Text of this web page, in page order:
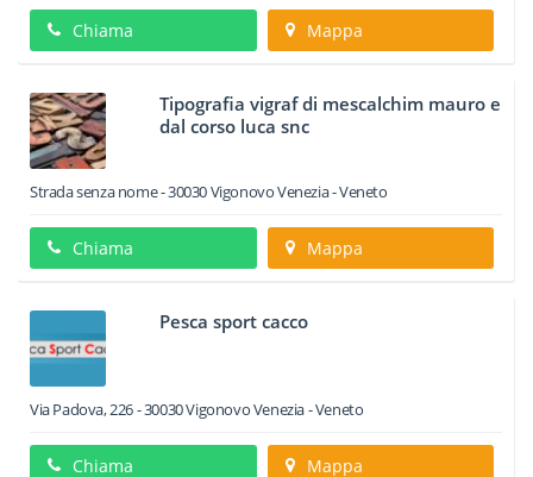
Chiama Mappa
Tipografia vigraf di mescalchim mauro e
dal corso luca snc
Strada senza nome-30030VigonovoVenezia -Veneto
Chiama Mappa
Pesca sport cacco
Via Padova, 226-30030VigonovoVenezia -Veneto
Chiama Mappa